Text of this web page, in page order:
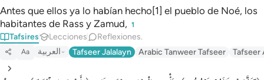
Antes que ellos ya lo habían hecho[1] el pueblo de Noé, los
habitantes de Rass y Zamud, 1
Tafsires Lecciones Reflexiones.
Aa العربية Tafseer Jalalayn Arabic Tanweer Tafseer Tafseer